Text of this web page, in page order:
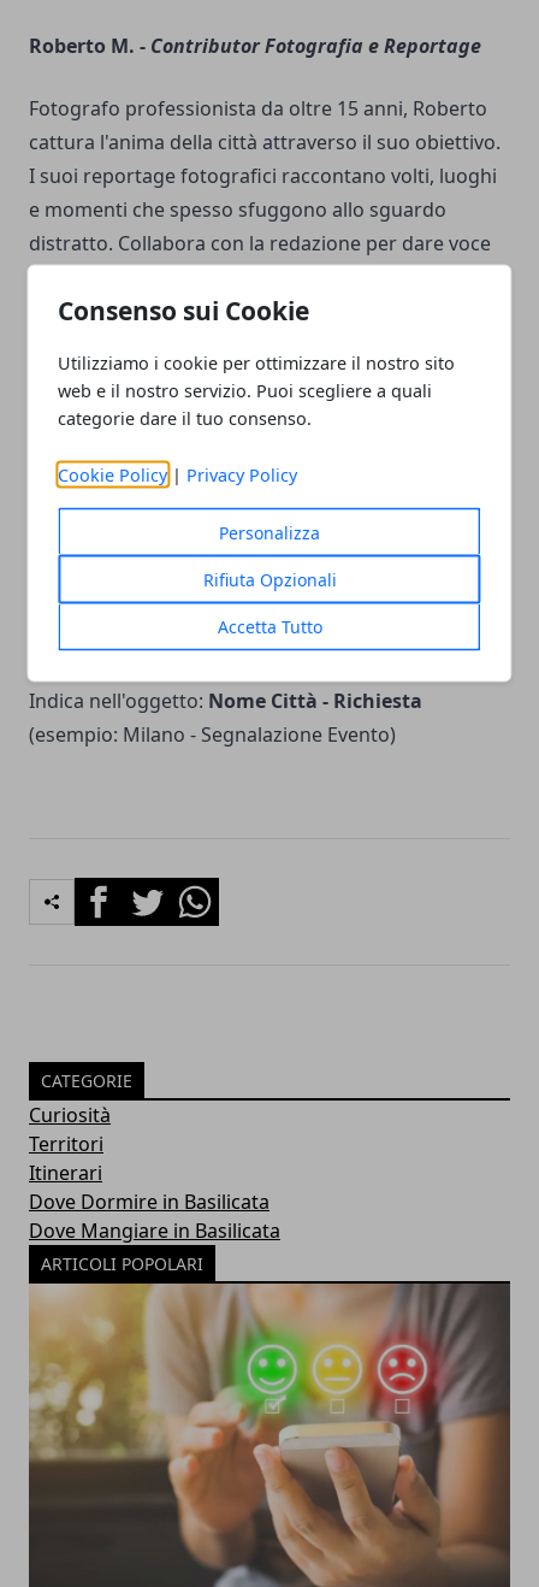
Consenso sui Cookie
Utilizziamo i cookie per ottimizzare il nostro sito
web e il nostro servizio. Puoi scegliere a quali
categorie dare il tuo consenso.
Cookie Policy | Privacy Policy
Personalizza
Rifiuta Opzionali
Accetta Tutto
Roberto M. - Contributor Fotografia e Reportage
Fotografo professionista da oltre 15 anni, Roberto
cattura l'anima della città attraverso il suo obiettivo.
I suoi reportage fotografici raccontano volti, luoghi
e momenti che spesso sfuggono allo sguardo
distratto. Collabora con la redazione per dare voce
Esperta di comunicazione digitale, Chiara gestisce la
presenza online con creatività e strategia. A soli 26
anni, ha già lavorato con diverse realtà editoriali e sa
come intercettare i gusti del pubblico giovane. Ama
sperimentare nuovi format e coinvolgere la
community nelle nostre iniziative.
Vuoi contattare la redazione?
Indica nell'oggetto: Nome Città - Richiesta
(esempio: Milano - Segnalazione Evento)
FacebookTwitterWhatsapp
CATEGORIE
Curiosità
Territori
Itinerari
Dove Dormire in Basilicata
Dove Mangiare in Basilicata
ARTICOLI POPOLARI